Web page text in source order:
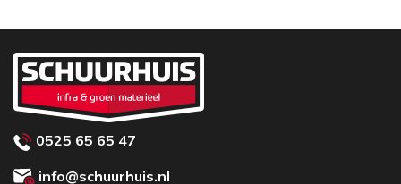
0525 65 65 47
info@schuurhuis.nl